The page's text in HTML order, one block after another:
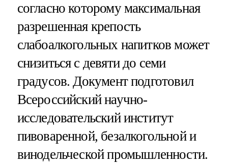
согласно которому максимальная
разрешенная крепость
слабоалкогольных напитков может
снизиться с девяти до семи
градусов. Документ подготовил
Всероссийский научно-
исследовательский институт
пивоваренной, безалкогольной и
винодельческой промышленности.